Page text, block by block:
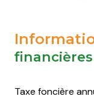
financières
Taxe foncière